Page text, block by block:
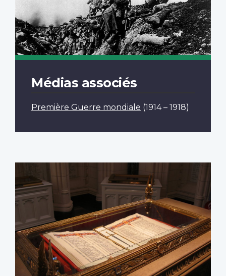
Médias associés
Première Guerre mondiale (1914 – 1918)